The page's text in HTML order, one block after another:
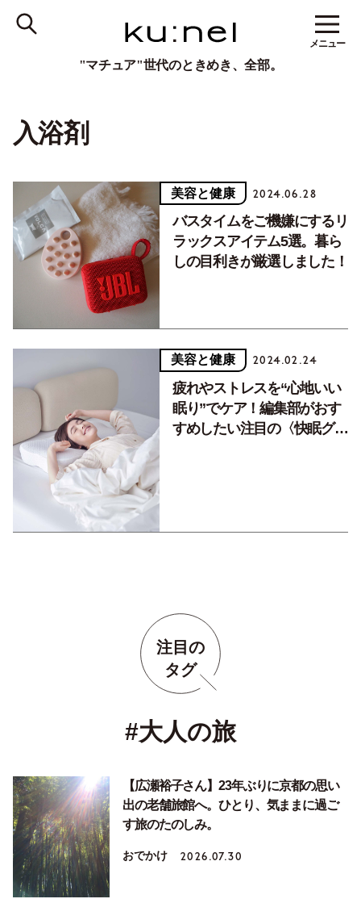
"マチュア"世代のときめき、全部。
メニュー
入浴剤
美容と健康 2024.06.28
バスタイムをご機嫌にするリ
ラックスアイテム5選。暮ら
しの目利きが厳選しました！
美容と健康 2024.02.24
疲れやストレスを“心地いい
眠り”でケア！編集部がおす
すめしたい注目の〈快眠グッ
注目の
タグ
#大人の旅
【広瀬裕子さん】23年ぶりに京都の思い
出の老舗旅館へ。ひとり、気ままに過ご
す旅のたのしみ。
おでかけ 2026.07.30